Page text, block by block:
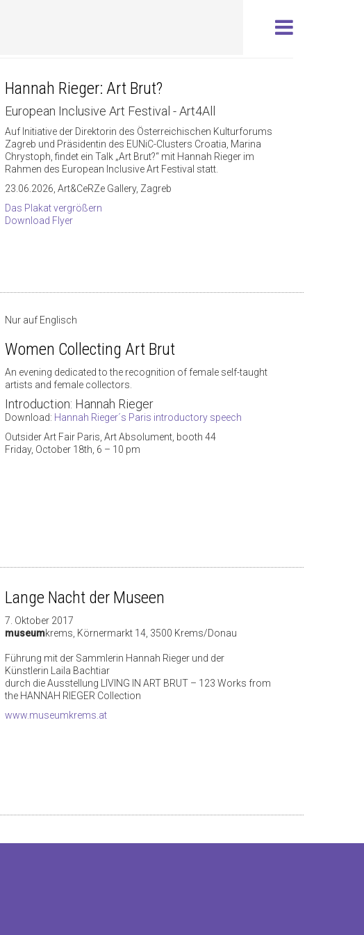
Hannah Rieger: Art Brut?
European Inclusive Art Festival - Art4All
Auf Initiative der Direktorin des Österreichischen Kulturforums
Zagreb und Präsidentin des EUNiC-Clusters Croatia, Marina
Chrystoph, findet ein Talk „Art Brut?“ mit Hannah Rieger im
Rahmen des European Inclusive Art Festival statt.
23.06.2026, Art&CeRZe Gallery, Zagreb
Das Plakat vergrößern
Download Flyer
Nur auf Englisch
Women Collecting Art Brut
An evening dedicated to the recognition of female self-taught
artists and female collectors.
Introduction: Hannah Rieger
Download: Hannah Rieger´s Paris introductory speech
Outsider Art Fair Paris, Art Absolument, booth 44
Friday, October 18th, 6 – 10 pm
Lange Nacht der Museen
7. Oktober 2017
museumkrems, Körnermarkt 14, 3500 Krems/Donau
Führung mit der Sammlerin Hannah Rieger und der
Künstlerin Laila Bachtiar
durch die Ausstellung LIVING IN ART BRUT – 123 Works from
the HANNAH RIEGER Collection
www.museumkrems.at